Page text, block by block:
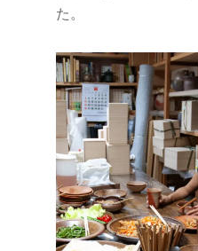
た。